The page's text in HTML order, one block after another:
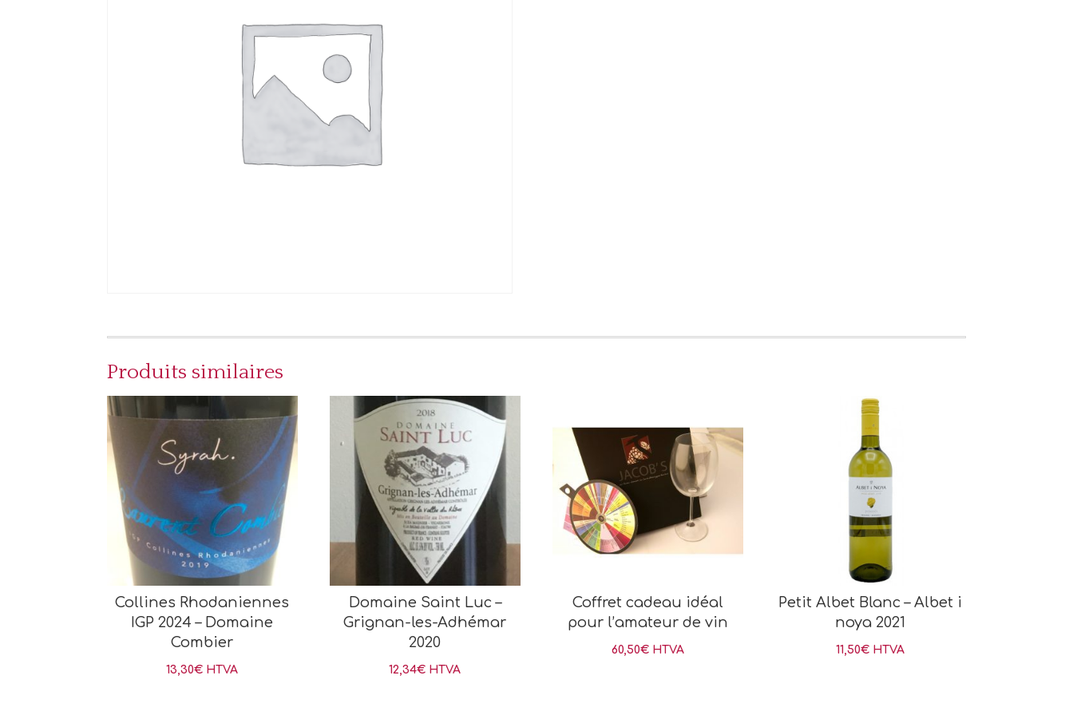
Produits similaires
Collines Rhodaniennes
IGP 2024 – Domaine
Combier
13,30€ HTVA
Domaine Saint Luc –
Grignan-les-Adhémar
2020
12,34€ HTVA
Coffret cadeau idéal
pour l’amateur de vin
60,50€ HTVA
Petit Albet Blanc – Albet i
noya 2021
11,50€ HTVA